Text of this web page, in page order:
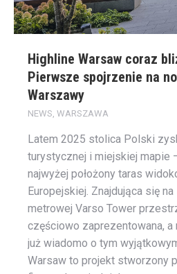
Highline Warsaw coraz
Pierwsze spojrzenie na
Warszawy
NEWS, WARSZAWA
Latem 2025 stolica Polski
turystycznej i miejskiej mapie
najwyżej położony taras
Europejskiej. Znajdująca się
metrowej Varso Tower
częściowo zaprezentowana, a
już wiadomo o tym
Warsaw to projekt stworzony